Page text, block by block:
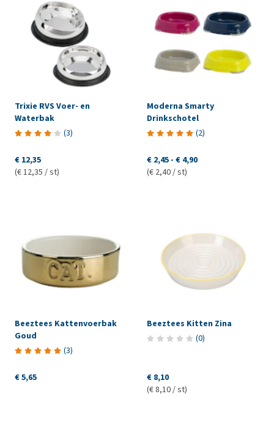
Trixie RVS Voer- en
Waterbak
(3)
€ 12,35
(€ 12,35 / st)
Moderna Smarty
Drinkschotel
(2)
€ 2,45 - € 4,90
(€ 2,40 / st)
Beeztees Kattenvoerbak
Goud
(3)
€ 5,65
Beeztees Kitten Zina
(0)
€ 8,10
(€ 8,10 / st)